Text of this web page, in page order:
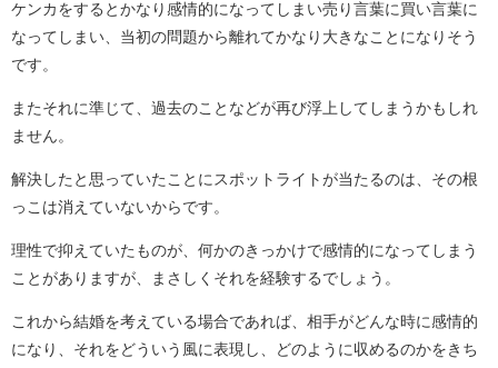
ケンカをするとかなり感情的になってしまい売り言葉に買い言葉に
なってしまい、当初の問題から離れてかなり大きなことになりそう
です。
またそれに準じて、過去のことなどが再び浮上してしまうかもしれ
ません。
解決したと思っていたことにスポットライトが当たるのは、その根
っこは消えていないからです。
理性で抑えていたものが、何かのきっかけで感情的になってしまう
ことがありますが、まさしくそれを経験するでしょう。
これから結婚を考えている場合であれば、相手がどんな時に感情的
になり、それをどういう風に表現し、どのように収めるのかをきち